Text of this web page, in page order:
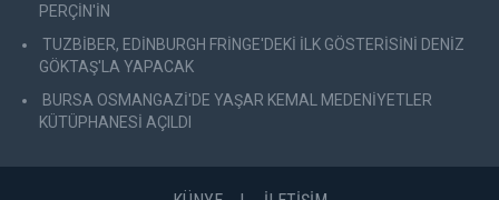
PERÇİN'İN
TUZBİBER, EDİNBURGH FRİNGE'DEKİ İLK GÖSTERİSİNİ DENİZ
GÖKTAŞ'LA YAPACAK
BURSA OSMANGAZİ'DE YAŞAR KEMAL MEDENİYETLER
KÜTÜPHANESİ AÇILDI